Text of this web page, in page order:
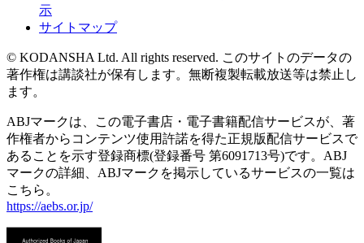
示
サイトマップ
© KODANSHA Ltd. All rights reserved. このサイトのデータの
著作権は講談社が保有します。無断複製転載放送等は禁止し
ます。
ABJマークは、この電子書店・電子書籍配信サービスが、著
作権者からコンテンツ使用許諾を得た正規版配信サービスで
あることを示す登録商標(登録番号 第6091713号)です。ABJ
マークの詳細、ABJマークを掲示しているサービスの一覧は
こちら。
https://aebs.or.jp/